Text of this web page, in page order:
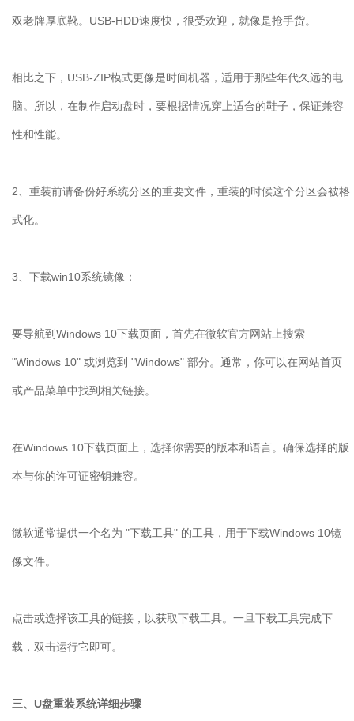
双老牌厚底靴。USB-HDD速度快，很受欢迎，就像是抢手货。
相比之下，USB-ZIP模式更像是时间机器，适用于那些年代久远的电
脑。所以，在制作启动盘时，要根据情况穿上适合的鞋子，保证兼容
性和性能。
2、重装前请备份好系统分区的重要文件，重装的时候这个分区会被格
式化。
3、下载win10系统镜像：
要导航到Windows 10下载页面，首先在微软官方网站上搜索
"Windows 10" 或浏览到 "Windows" 部分。通常，你可以在网站首页
或产品菜单中找到相关链接。
在Windows 10下载页面上，选择你需要的版本和语言。确保选择的版
本与你的许可证密钥兼容。
微软通常提供一个名为 "下载工具" 的工具，用于下载Windows 10镜
像文件。
点击或选择该工具的链接，以获取下载工具。一旦下载工具完成下
载，双击运行它即可。
三、U盘重装系统详细步骤